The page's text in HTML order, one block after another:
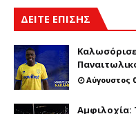
ΔΕΙΤΕ ΕΠΙΣΗΣ
Αύγουστος
Αμφιλοχία: